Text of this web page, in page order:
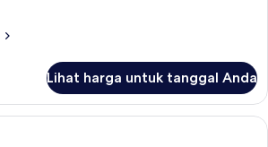
Lihat harga untuk tanggal Anda
Kamar | Setrika/meja setrika dan